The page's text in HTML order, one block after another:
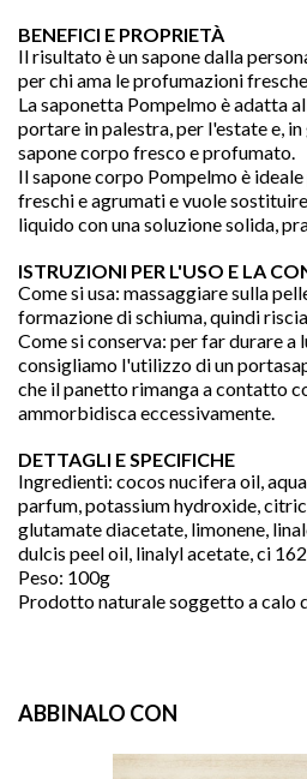

favorite
BENEFICI E PROPRIETÀ
Il risultato è un sapone dalla
per chi ama le profumazioni
La saponetta Pompelmo è adatta
portare in palestra, per l'estate e,
sapone corpo fresco e profumato.
Il sapone corpo Pompelmo è
freschi e agrumati e vuole
liquido con una soluzione solida,
ISTRUZIONI PER L'USO E LA
Come si usa: massaggiare sulla
formazione di schiuma, quindi
Come si conserva: per far durare a
consigliamo l'utilizzo di un
che il panetto rimanga a contatto
ammorbidisca eccessivamente.
DETTAGLI E SPECIFICHE
Ingredienti: cocos nucifera oil,
parfum, potassium hydroxide,
glutamate diacetate, limonene,
dulcis peel oil, linalyl acetate, ci
Peso: 100g
Prodotto naturale soggetto a calo
ABBINALO CON